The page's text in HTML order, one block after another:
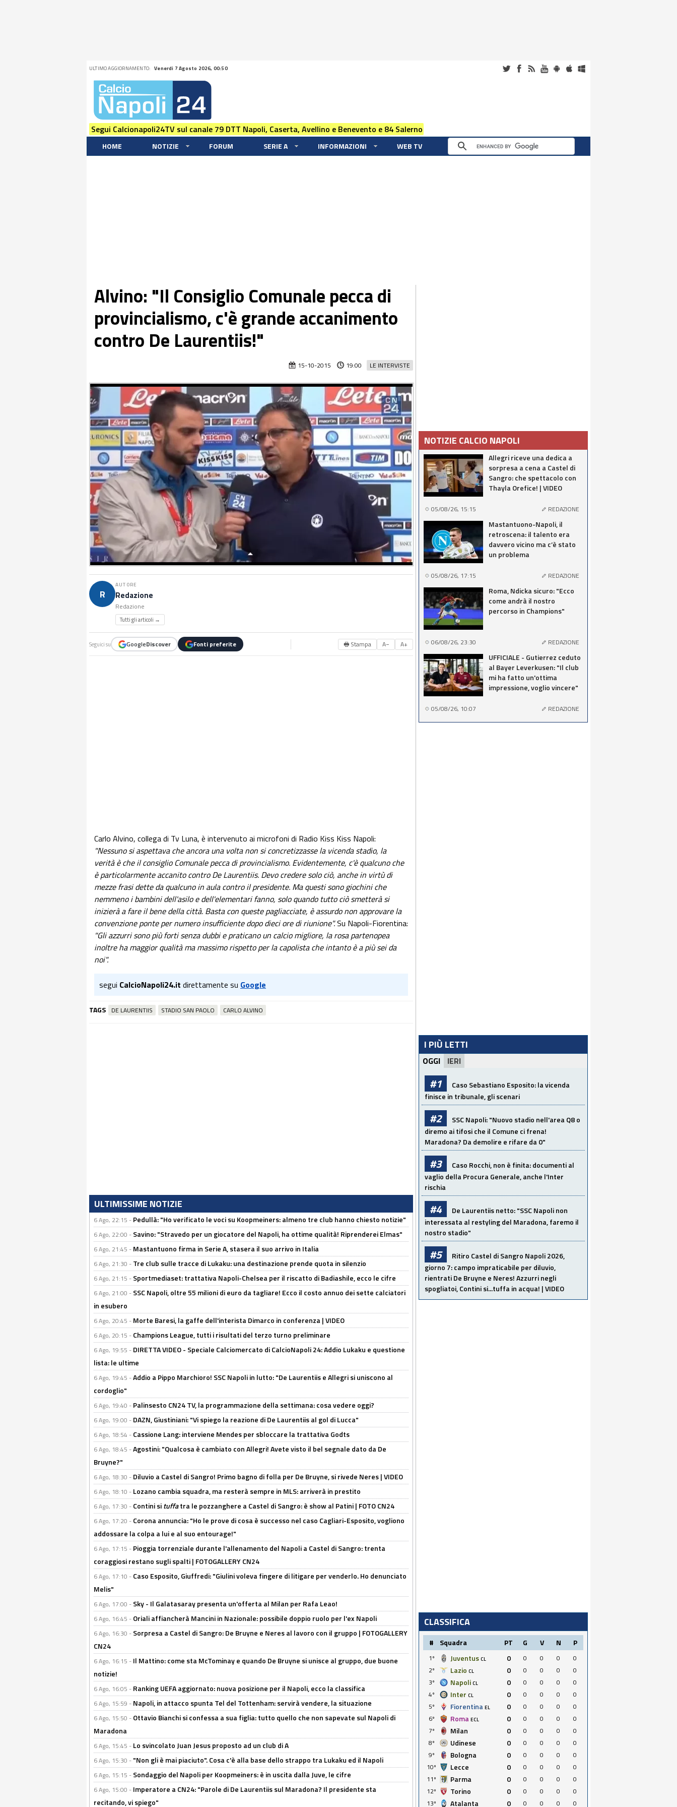
ULTIMO AGGIORNAMENTO: Venerdi 7 Agosto 2026, 00:50
Segui Calcionapoli24TV sul canale 79 DTT Napoli, Caserta, Avellino e Benevento e 84 Salerno
HOME NOTIZIE FORUM SERIE A INFORMAZIONI WEB TV
Alvino: "Il Consiglio Comunale pecca di
provincialismo, c'è grande accanimento
contro De Laurentiis!"
LE INTERVISTE
15-10-2015 19:00
R
AUTORE
Redazione
Redazione
Tutti gli articoli →
Seguici su GoogleDiscover Fonti preferite 🖶 Stampa A− A+
Carlo Alvino, collega di Tv Luna, è intervenuto ai microfoni di Radio Kiss Kiss Napoli:
"Nessuno si aspettava che ancora una volta non si concretizzasse la vicenda stadio, la
verità è che il consiglio Comunale pecca di provincialismo. Evidentemente, c'è qualcuno che
è particolarmente accanito contro De Laurentiis. Devo credere solo ciò, anche in virtù di
mezze frasi dette da qualcuno in aula contro il presidente. Ma questi sono giochini che
nemmeno i bambini dell'asilo e dell'elementari fanno, solo quando tutto ciò smetterà si
inizierà a fare il bene della città. Basta con queste pagliacciate, è assurdo non approvare la
convenzione ponte per numero insufficiente dopo dieci ore di riunione".Su Napoli-Fiorentina:
"Gli azzurri sono più forti senza dubbi e praticano un calcio migliore, la rosa partenopea
inoltre ha maggior qualità ma massimo rispetto per la capolista che intanto è a più sei da
noi".
segui CalcioNapoli24.it direttamente su Google
TAGS DE LAURENTIIS STADIO SAN PAOLO CARLO ALVINO
ULTIMISSIME NOTIZIE
6 Ago, 22:15 - Pedullà: "Ho verificato le voci su Koopmeiners: almeno tre club hanno chiesto notizie"
6 Ago, 22:00 - Savino: "Stravedo per un giocatore del Napoli, ha ottime qualità! Riprenderei Elmas"
6 Ago, 21:45 - Mastantuono firma in Serie A, stasera il suo arrivo in Italia
6 Ago, 21:30 - Tre club sulle tracce di Lukaku: una destinazione prende quota in silenzio
6 Ago, 21:15 - Sportmediaset: trattativa Napoli-Chelsea per il riscatto di Badiashile, ecco le cifre
6 Ago, 21:00 - SSC Napoli, oltre 55 milioni di euro da tagliare! Ecco il costo annuo dei sette calciatori
in esubero
6 Ago, 20:45 - Morte Baresi, la gaffe dell'interista Dimarco in conferenza | VIDEO
6 Ago, 20:15 - Champions League, tutti i risultati del terzo turno preliminare
6 Ago, 19:55 - DIRETTA VIDEO - Speciale Calciomercato di CalcioNapoli 24: Addio Lukaku e questione
lista: le ultime
6 Ago, 19:45 -Addio a Pippo Marchioro! SSC Napoli in lutto: "De Laurentiis e Allegri si uniscono al
cordoglio"
6 Ago, 19:40 - Palinsesto CN24 TV, la programmazione della settimana: cosa vedere oggi?
6 Ago, 19:00 - DAZN, Giustiniani: "Vi spiego la reazione di De Laurentiis al gol di Lucca"
6 Ago, 18:54 - Cassione Lang: interviene Mendes per sbloccare la trattativa Godts
6 Ago, 18:45 -Agostini: "Qualcosa è cambiato con Allegri! Avete visto il bel segnale dato da De
Bruyne?"
6 Ago, 18:30 - Diluvio a Castel di Sangro! Primo bagno di folla per De Bruyne, si rivede Neres | VIDEO
6 Ago, 18:10 - Lozano cambia squadra, ma resterà sempre in MLS: arriverà in prestito
6 Ago, 17:30 - Contini situffatra le pozzanghere a Castel di Sangro: è show al Patini | FOTO CN24
6 Ago, 17:20 - Corona annuncia: "Ho le prove di cosa è successo nel caso Cagliari-Esposito, vogliono
addossare la colpa a lui e al suo entourage!"
6 Ago, 17:15 - Pioggia torrenziale durante l'allenamento del Napoli a Castel di Sangro: trenta
coraggiosi restano sugli spalti | FOTOGALLERY CN24
6 Ago, 17:10 - Caso Esposito, Giuffredi: "Giulini voleva fingere di litigare per venderlo. Ho denunciato
Melis"
6 Ago, 17:00 - Sky - Il Galatasaray presenta un'offerta al Milan per Rafa Leao!
6 Ago, 16:45 - Oriali affiancherà Mancini in Nazionale: possibile doppio ruolo per l'ex Napoli
6 Ago, 16:30 - Sorpresa a Castel di Sangro: De Bruyne e Neres al lavoro con il gruppo | FOTOGALLERY
CN24
6 Ago, 16:15 - Il Mattino: come sta McTominay e quando De Bruyne si unisce al gruppo, due buone
notizie!
6 Ago, 16:05 - Ranking UEFA aggiornato: nuova posizione per il Napoli, ecco la classifica
6 Ago, 15:59 - Napoli, in attacco spunta Tel del Tottenham: servirà vendere, la situazione
6 Ago, 15:50 - Ottavio Bianchi si confessa a sua figlia: tutto quello che non sapevate sul Napoli di
Maradona
6 Ago, 15:45 - Lo svincolato Juan Jesus proposto ad un club di A
6 Ago, 15:30 - "Non gli è mai piaciuto". Cosa c'è alla base dello strappo tra Lukaku ed il Napoli
6 Ago, 15:15 - Sondaggio del Napoli per Koopmeiners: è in uscita dalla Juve, le cifre
6 Ago, 15:00 - Imperatore a CN24: "Parole di De Laurentiis sul Maradona? Il presidente sta
recitando, vi spiego"
NOTIZIE CALCIO NAPOLI
Allegri riceve una dedica a
sorpresa a cena a Castel di
Sangro: che spettacolo con
Thayla Orefice! | VIDEO
05/08/26, 15:15 REDAZIONE
Mastantuono-Napoli, il
retroscena: il talento era
davvero vicino ma c’è stato
un problema
05/08/26, 17:15 REDAZIONE
Roma, Ndicka sicuro: "Ecco
come andrà il nostro
percorso in Champions"
06/08/26, 23:30 REDAZIONE
UFFICIALE - Gutierrez ceduto
al Bayer Leverkusen: "Il club
mi ha fatto un'ottima
impressione, voglio vincere"
05/08/26, 10:07 REDAZIONE
I PIÙ LETTI
OGGI IERI
#1
Caso Sebastiano Esposito: la vicenda
finisce in tribunale, gli scenari
#2
SSC Napoli: "Nuovo stadio nell'area Q8 o
diremo ai tifosi che il Comune ci frena!
Maradona? Da demolire e rifare da 0"
#3
Caso Rocchi, non è finita: documenti al
vaglio della Procura Generale, anche l'Inter
rischia
#4
De Laurentiis netto: "SSC Napoli non
interessata al restyling del Maradona, faremo il
nostro stadio"
#5
Ritiro Castel di Sangro Napoli 2026,
giorno 7: campo impraticabile per diluvio,
rientrati De Bruyne e Neres! Azzurri negli
spogliatoi, Contini si...tuffa in acqua! | VIDEO
CLASSIFICA
# Squadra PT G V N P
1º Juventus CL 0 0 0 0
0
2º
Lazio CL 0 0 0 0
0
3º
Napoli CL 0 0 0 0
0
4º
Inter CL 0 0 0 0
0
5º
Fiorentina EL 0 0 0 0
0
6º
Roma ECL 0 0 0 0
0
7º
Milan 0 0 0 0
0
8º
Udinese 0 0 0 0
0
9º
Bologna 0 0 0 0
0
10º
Lecce 0 0 0 0
0
11º
Parma 0 0 0 0
0
12º
Torino 0 0 0 0
0
13º
Atalanta 0 0 0 0 0